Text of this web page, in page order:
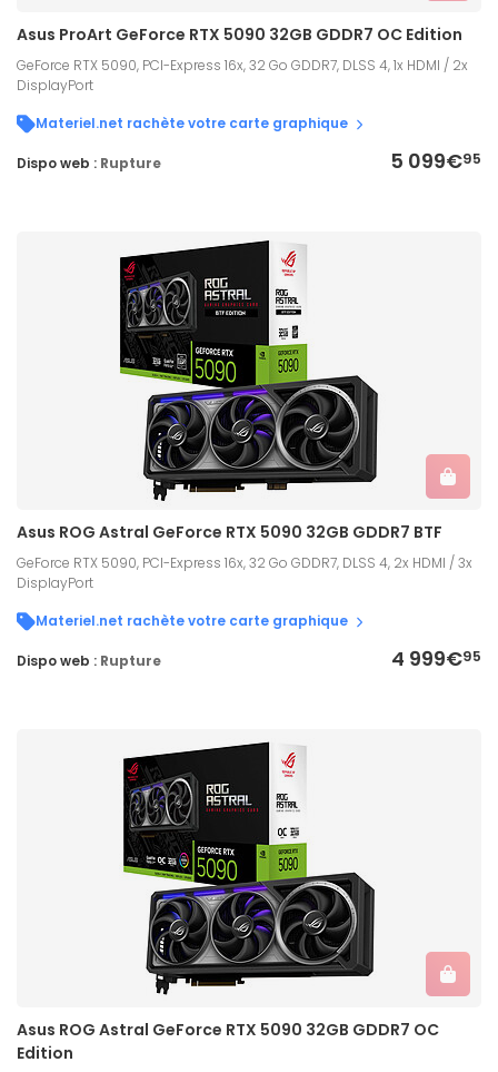
Asus ProArt GeForce RTX 5090 32GB GDDR7 OC Edition
GeForce RTX 5090, PCI-Express 16x, 32 Go GDDR7, DLSS 4, 1x HDMI / 2x
DisplayPort
Materiel.net rachète votre carte graphique
5 099€95
Dispo web : Rupture
Asus ROG Astral GeForce RTX 5090 32GB GDDR7 BTF
GeForce RTX 5090, PCI-Express 16x, 32 Go GDDR7, DLSS 4, 2x HDMI / 3x
DisplayPort
Materiel.net rachète votre carte graphique
4 999€95
Dispo web : Rupture
Asus ROG Astral GeForce RTX 5090 32GB GDDR7 OC
Edition